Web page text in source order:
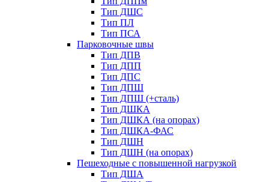
Тип ДШС
Тип ПЛ
Тип ПСА
Парковочные швы
Тип ДПВ
Тип ДПП
Тип ДПС
Тип ДПШ
Тип ДПШ (+сталь)
Тип ДШКА
Тип ДШКА (на опорах)
Тип ДШКА-ФАС
Тип ДШН
Тип ДШН (на опорах)
Пешеходные с повышенной нагрузкой
Тип ДША